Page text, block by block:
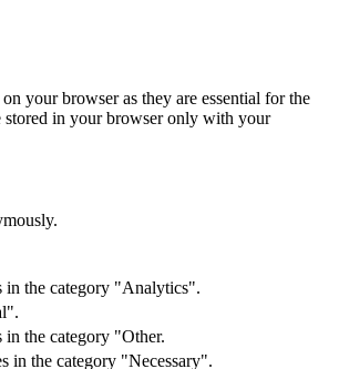
your browser as they are essential for the
stored in your browser only with your
in the category "Analytics".
the category "Other.
in the category "Necessary".